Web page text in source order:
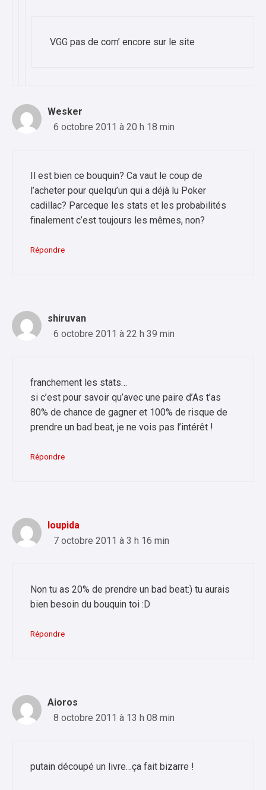
VGG pas de com’ encore sur le site
Wesker
6 octobre 2011 à 20 h 18 min
Il est bien ce bouquin? Ca vaut le coup de
l’acheter pour quelqu’un qui a déjà lu Poker
cadillac? Parceque les stats et les probabilités
finalement c’est toujours les mêmes, non?
Répondre
shiruvan
6 octobre 2011 à 22 h 39 min
franchement les stats…
si c’est pour savoir qu’avec une paire d’As t’as
80% de chance de gagner et 100% de risque de
prendre un bad beat, je ne vois pas l’intérêt !
Répondre
loupida
7 octobre 2011 à 3 h 16 min
Non tu as 20% de prendre un bad beat:) tu aurais
bien besoin du bouquin toi :D
Répondre
Aioros
8 octobre 2011 à 13 h 08 min
putain découpé un livre…ça fait bizarre !